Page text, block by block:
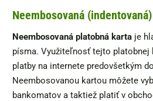
Neembosovaná
Neembosovaná platobná karta je
písma. Využiteľnosť tejto platobnej
platby na internete predovšetkým
Neembosovanou kartou môžete
bankomatov a taktiež platiť v